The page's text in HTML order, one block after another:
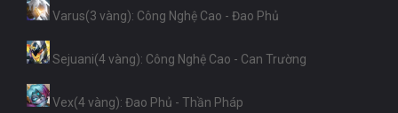
Varus(3 vàng): Công Nghệ Cao - Đao Phủ
Sejuani(4 vàng): Công Nghệ Cao - Can Trường
Vex(4 vàng): Đao Phủ - Thần Pháp